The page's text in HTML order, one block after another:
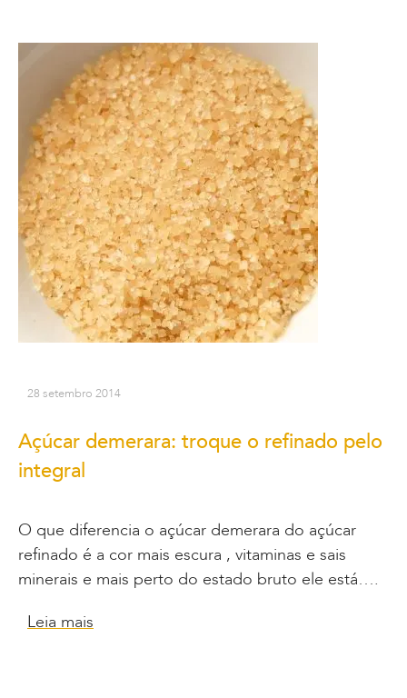
28 setembro 2014
Açúcar demerara: troque o refinado pelo
integral
O que diferencia o açúcar demerara do açúcar
refinado é a cor mais escura , vitaminas e sais
minerais e mais perto do estado bruto ele está….
Leia mais